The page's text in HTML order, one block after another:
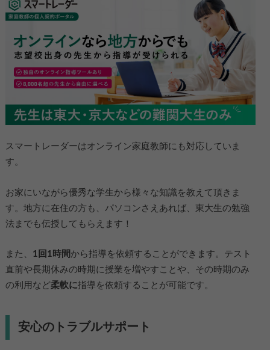
スマートレーダーはオンライン家庭教師にも対応していま
す。
お家にいながら優秀な学生から様々な知識を教えて頂きま
す。地方に在住の方も、パソコンさえあれば、東大生の勉強
法までも伝授してもらえます！
また、 1回1時間 から指導を依頼することができます。テスト
直前や長期休みの時期に授業を増やすことや、その時期のみ
の利用など柔軟に指導を依頼することが可能です。
安心のトラブルサポート